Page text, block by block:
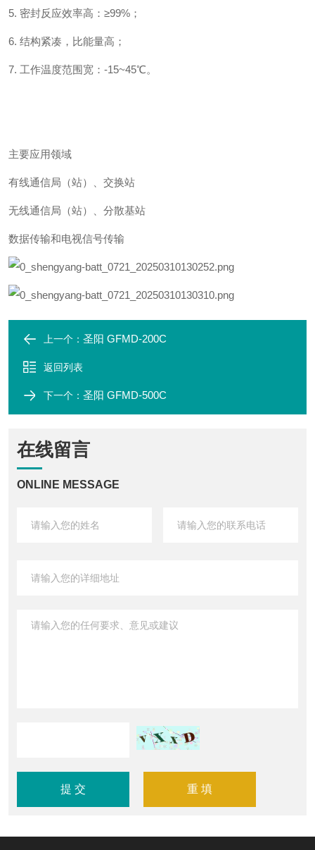
5. 密封反应效率高：≥99%；
6. 结构紧凑，比能量高；
7. 工作温度范围宽：-15~45℃。
主要应用领域
有线通信局（站）、交换站
无线通信局（站）、分散基站
数据传输和电视信号传输
上一个： 圣阳 GFMD-200C
返回列表
下一个： 圣阳 GFMD-500C
在线留言
ONLINE MESSAGE